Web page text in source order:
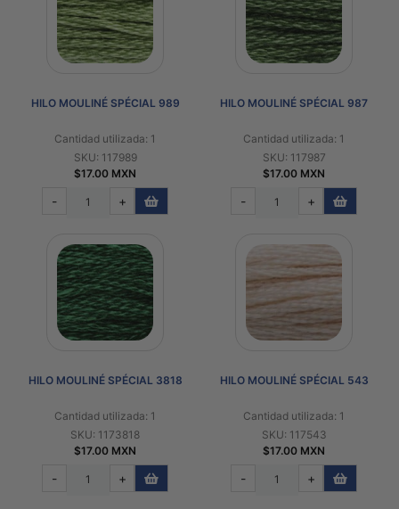
HILO MOULINÉ SPÉCIAL 989
Cantidad utilizada: 1
SKU: 117989
$17.00 MXN
- +
HILO MOULINÉ SPÉCIAL 987
Cantidad utilizada: 1
SKU: 117987
$17.00 MXN
- +
HILO MOULINÉ SPÉCIAL 3818
Cantidad utilizada: 1
SKU: 1173818
$17.00 MXN
- +
HILO MOULINÉ SPÉCIAL 543
Cantidad utilizada: 1
SKU: 117543
$17.00 MXN
- +